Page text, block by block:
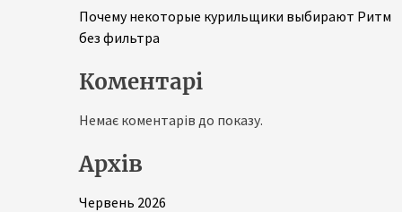
Почему некоторые курильщики выбирают Ритм
без фильтра
Коментарі
Немає коментарів до показу.
Архів
Червень 2026